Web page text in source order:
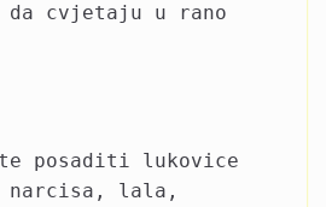
cvjetaju u rano
posaditi lukovice
narcisa, lala,